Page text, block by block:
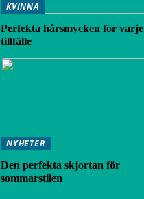
KVINNA
Perfekta hårsmycken för varje
tillfälle
NYHETER
Den perfekta skjortan för
sommarstilen